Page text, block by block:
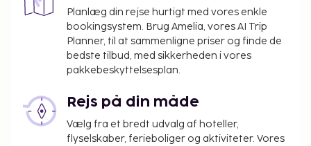
Planlæg din rejse hurtigt med vores enkle
bookingsystem. Brug Amelia, vores AI Trip
Planner, til at sammenligne priser og finde de
bedste tilbud, med sikkerheden i vores
pakkebeskyttelsesplan.
Rejs på din måde
Vælg fra et bredt udvalg af hoteller,
flyselskaber, ferieboliger og aktiviteter. Vores